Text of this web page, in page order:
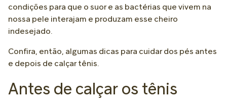
condições para que o suor e as bactérias que vivem na
nossa pele interajam e produzam esse cheiro
indesejado.
Confira, então, algumas dicas para cuidar dos pés antes
e depois de calçar tênis.
Antes de calçar os tênis